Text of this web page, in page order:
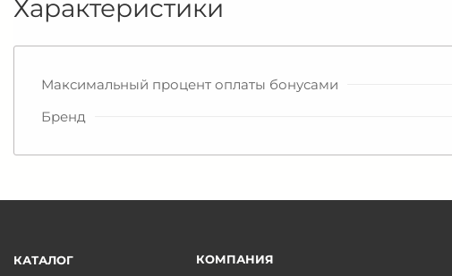
Характеристики
Максимальный процент оплаты бонусами
Бренд
КАТАЛОГ КОМПАНИЯ